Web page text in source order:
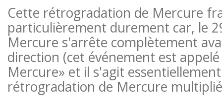
Cette rétrogradation de Mercure
particulièrement durement car, le
Mercure s'arrête complètement
direction (cet événement est
Mercure» et il s'agit
rétrogradation de Mercure